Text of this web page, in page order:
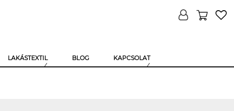
LAKÁSTEXTIL BLOG KAPCSOLAT